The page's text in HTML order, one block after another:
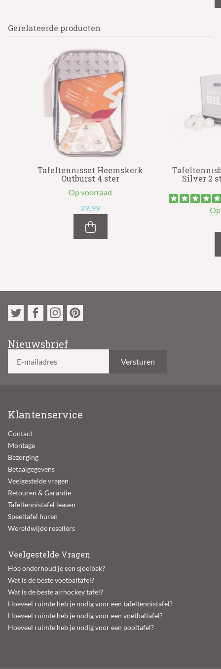
Gerelateerde producten
Tafeltennisset Heemskerk
Outburst 4 ster
Op voorraad
29.99
Silver 2
Nieuwsbrief
E-mailadres
Klantenservice
Contact
Montage
Bezorging
Betaalgegevens
Veelgestelde vragen
Retouren & Garantie
Tafeltennistafel leasen
Speeltafel huren
Wereldwijde resellers
Veelgestelde Vragen
Hoe onderhoud je een sjoelbak?
Wat is de beste voetbaltafel?
Wat is de beste airhockey tafel?
Hoeveel ruimte heb je nodig voor een tafeltennistafel?
Hoeveel ruimte heb je nodig voor een voetbaltafel?
Hoeveel ruimte heb je nodig voor een pooltafel?